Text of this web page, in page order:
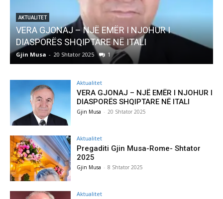
AKTUALITET
Pregaditi Gjin Musa-Rome- Shtator 2025
Gjin Musa - 8 Shtator 2025
Aktualitet
VERA GJONAJ – NJË EMËR I NJOHUR I
DIASPORËS SHQIPTARE NË ITALI
Gjin Musa - 20 Shtator 2025
Aktualitet
Pregaditi Gjin Musa-Rome- Shtator
2025
Gjin Musa - 8 Shtator 2025
Aktualitet